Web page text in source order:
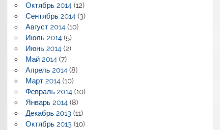
Октябрь 2014(12)
Сентябрь 2014(3)
Август 2014(10)
Июль 2014(5)
Июнь 2014(2)
Май 2014(7)
Апрель 2014(8)
Март 2014(10)
Февраль 2014(10)
Январь 2014(8)
Декабрь 2013(11)
Октябрь 2013(10)